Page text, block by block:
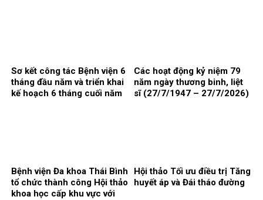
Sơ kết công tác Bệnh viện 6
tháng đầu năm và triển khai
kế hoạch 6 tháng cuối năm
Các hoạt động kỷ niệm 79
năm ngày thương binh, liệt
sĩ (27/7/1947 – 27/7/2026)
Bệnh viện Đa khoa Thái Bình
tổ chức thành công Hội thảo
khoa học cấp khu vực với
Hội thảo Tối ưu điều trị Tăng
huyết áp và Đái tháo đường